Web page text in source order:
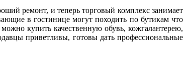
ремонт, и теперь торговый комплекс занимает
в гостинице могут походить по бутикам что
купить качественную обувь, кожгалантерею,
приветливы, готовы дать профессиональные